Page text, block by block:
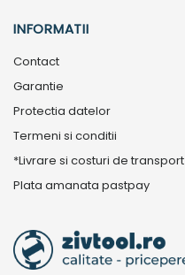
INFORMATII
Contact
Garantie
Protectia datelor
Termeni si conditii
*Livrare si costuri de transport
Plata amanata pastpay